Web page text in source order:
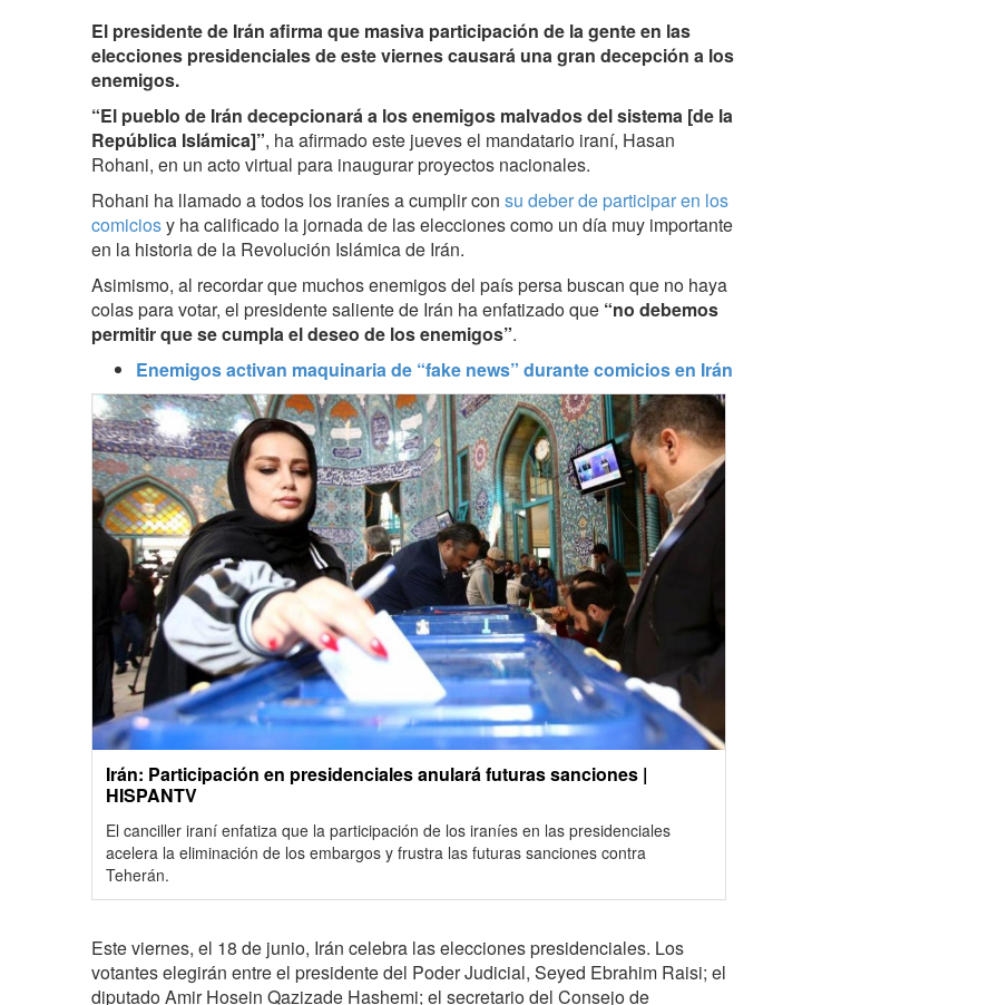
El presidente de Irán afirma que masiva participación de la gente en las
elecciones presidenciales de este viernes causará una gran decepción a los
enemigos.
“El pueblo de Irán decepcionará a los enemigos malvados del sistema [de la
República Islámica]”, ha afirmado este jueves el mandatario iraní, Hasan
Rohani, en un acto virtual para inaugurar proyectos nacionales.
Rohani ha llamado a todos los iraníes a cumplir con su deber de participar en los
comiciosy ha calificado la jornada de las elecciones como un día muy importante
en la historia de la Revolución Islámica de Irán.
Asimismo, al recordar que muchos enemigos del país persa buscan que no haya
colas para votar, el presidente saliente de Irán ha enfatizado que “no debemos
permitir que se cumpla el deseo de los enemigos”.
Enemigos activan maquinaria de “fake news” durante comicios en Irán
Irán: Participación en presidenciales anulará futuras sanciones |
HISPANTV
El canciller iraní enfatiza que la participación de los iraníes en las presidenciales
acelera la eliminación de los embargos y frustra las futuras sanciones contra
Teherán.
Este viernes, el 18 de junio, Irán celebra las elecciones presidenciales. Los
votantes elegirán entre el presidente del Poder Judicial, Seyed Ebrahim Raisi; el
diputado Amir Hosein Qazizade Hashemi; el secretario del Consejo de